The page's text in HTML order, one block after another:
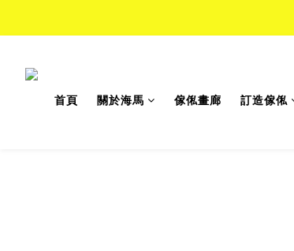
首頁 關於海馬 傢俬畫廊 訂造傢俬